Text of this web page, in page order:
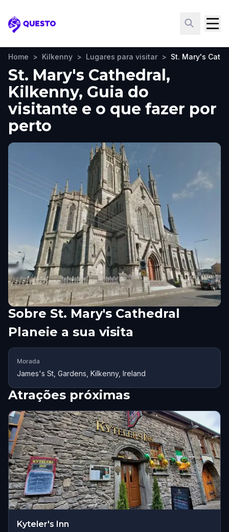
Questo
Home > Kilkenny > Lugares para visitar > St. Mary's
St. Mary's Cathedral,
Kilkenny, Guia do
visitante e o que fazer por
perto
Sobre St. Mary's Cathedral
Planeie a sua visita
Morada
James's St, Gardens, Kilkenny, Ireland
Atrações próximas
Kyteler's Inn